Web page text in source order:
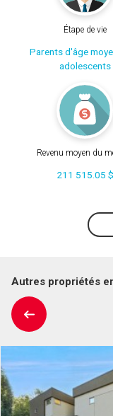
Étape de vie
Parents d'âge
adolescents
Revenu moyen du
211 515.05 $
Autres propriétés